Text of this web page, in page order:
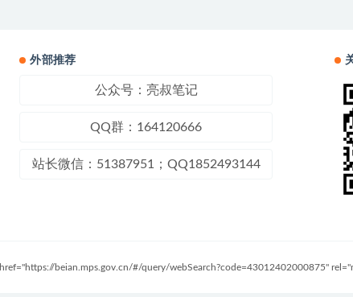
外部推荐
公众号：亮叔笔记
QQ群：164120666
站长微信：51387951；QQ1852493144
href="https://beian.mps.gov.cn/#/query/webSearch?code=43012402000875"